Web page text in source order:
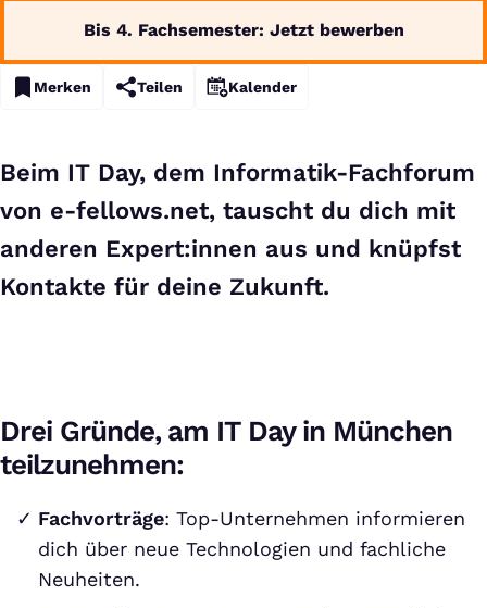
Bis 4. Fachsemester: Jetzt bewerben
Merken Teilen Kalender
Beim IT Day, dem Informatik-Fachforum
von e-fellows.net, tauscht du dich mit
anderen Expert:innen aus und knüpfst
Kontakte für deine Zukunft.
Drei Gründe, am IT Day in München
teilzunehmen:
Fachvorträge: Top-Unternehmen informieren
dich über neue Technologien und fachliche
Neuheiten.